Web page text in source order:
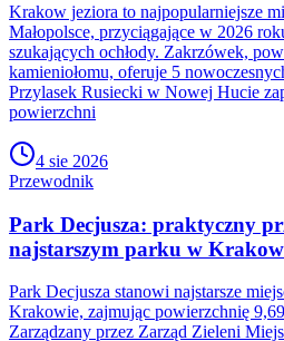
Krakow jeziora to najpopularniejsze
Małopolsce, przyciągające w 2026
szukających ochłody. Zakrzówek,
kamieniołomu, oferuje 5
Przylasek Rusiecki w Nowej Hucie
powierzchni
4 sie 2026
Przewodnik
Park Decjusza: praktyczny
najstarszym parku w
Park Decjusza stanowi najstarsze
Krakowie, zajmując powierzchnię
Zarządzany przez Zarząd Zieleni